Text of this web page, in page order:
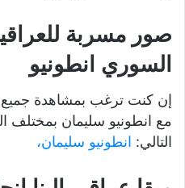
صور مسربة
السوري انطونيو
إن كنت ترغب بمشاهدة جميع
مع انطونيو سليمان بمختلف
التالي: انطونيو سليمان،